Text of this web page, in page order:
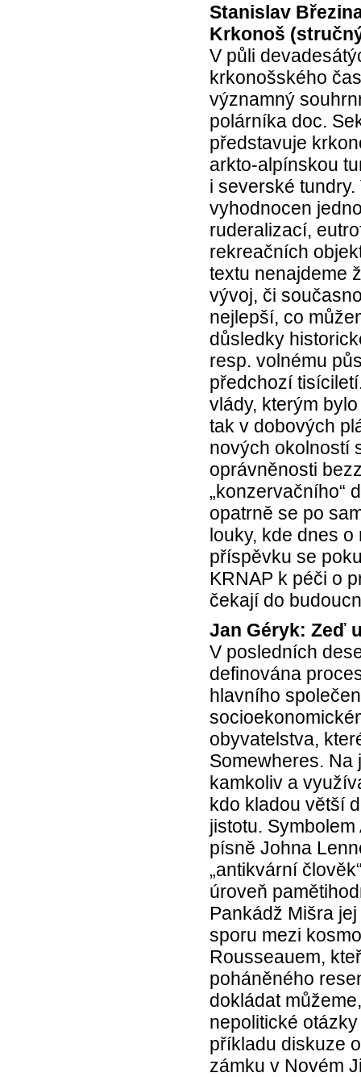
Stanislav
Krkonoš
V půli
krkonošského
významný
polárníka doc.
představuje
arkto-alpínskou
i severské
vyhodnocen
ruderalizací,
rekreačních
textu nenajdeme
vývoj, či
nejlepší, co
důsledky
resp. volnému
předchozí
vlády, kterým
tak v dobových
nových okolností
oprávněnosti
„konzervačního“
opatrně se po
louky, kde dnes
příspěvku se
KRNAP k péči o
čekají do
Jan Géryk: Zeď
V posledních
definována
hlavního
obyvatelstva,
Somewheres. Na
kamkoliv a
kdo kladou větší
jistotu.
písně Johna
„antikvární
úroveň
Pankádž Mišra
sporu mezi
Rousseauem,
poháněného
dokládat
nepolitické
příkladu diskuze
zámku v Novém